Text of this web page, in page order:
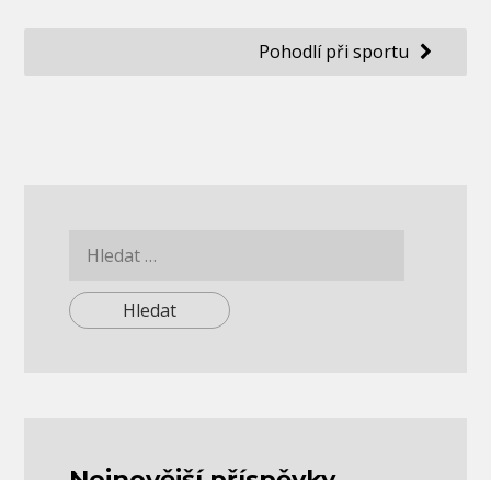
Pohodlí při sportu